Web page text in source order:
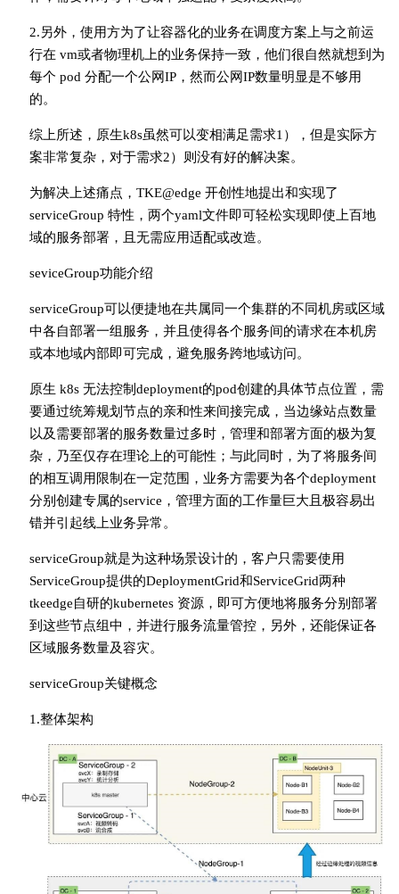
2.另外，使用方为了让容器化的业务在调度方案上与之前运
行在 vm或者物理机上的业务保持一致，他们很自然就想到为
每个 pod 分配一个公网IP，然而公网IP数量明显是不够用
的。
综上所述，原生k8s虽然可以变相满足需求1），但是实际方
案非常复杂，对于需求2）则没有好的解决案。
为解决上述痛点，TKE@edge 开创性地提出和实现了
serviceGroup 特性，两个yaml文件即可轻松实现即使上百地
域的服务部署，且无需应用适配或改造。
seviceGroup功能介绍
serviceGroup可以便捷地在共属同一个集群的不同机房或区域
中各自部署一组服务，并且使得各个服务间的请求在本机房
或本地域内部即可完成，避免服务跨地域访问。
原生 k8s 无法控制deployment的pod创建的具体节点位置，需
要通过统筹规划节点的亲和性来间接完成，当边缘站点数量
以及需要部署的服务数量过多时，管理和部署方面的极为复
杂，乃至仅存在理论上的可能性；与此同时，为了将服务间
的相互调用限制在一定范围，业务方需要为各个deployment
分别创建专属的service，管理方面的工作量巨大且极容易出
错并引起线上业务异常。
serviceGroup就是为这种场景设计的，客户只需要使用
ServiceGroup提供的DeploymentGrid和ServiceGrid两种
tkeedge自研的kubernetes 资源，即可方便地将服务分别部署
到这些节点组中，并进行服务流量管控，另外，还能保证各
区域服务数量及容灾。
serviceGroup关键概念
1.整体架构